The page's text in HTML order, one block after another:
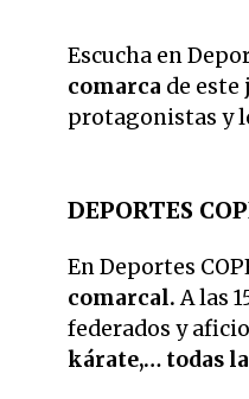
Escucha en
comarca de este
protagonistas y
DEPORTES
En Deportes
comarcal.A las
federados y
kárate,… todas